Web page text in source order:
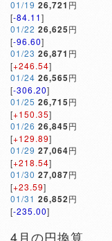
01/19 26,721 円
[-84.11]
01/22 26,625円
[-96.60]
01/23 26,871 円
[+246.54]
01/24 26,565円
[-306.20]
01/25 26,715円
[+150.35]
01/26 26,845円
[+129.89]
01/29 27,064円
[+218.54]
01/30 27,087円
[+23.59]
01/31 26,852円
[-235.00]
4月の円換算